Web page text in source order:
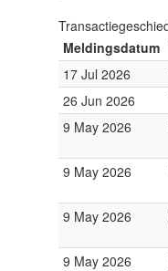
Meldingsdatum
17 Jul 2026
26 Jun 2026
9 May 2026
9 May 2026
9 May 2026
9 May 2026